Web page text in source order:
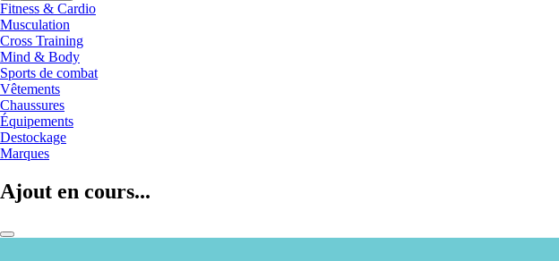
Fitness & Cardio
Musculation
Cross Training
Mind & Body
Sports de combat
Vêtements
Chaussures
Équipements
Destockage
Marques
Ajout en cours...